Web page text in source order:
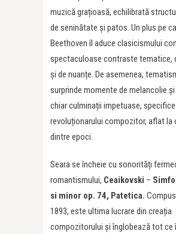
muzică grațioasă, echilibrată
de seninătate și patos. Un plus pe
Beethoven îl aduce clasicismului
spectaculoase contraste tematice,
și de nuanțe. De asemenea,
surprinde momente de melancolie
chiar culminații impetuase, specifice
revoluționarului compozitor, aflat la
dintre epoci.
Seara se încheie cu sonorități
romantismului, Ceaikovski –
si minor op. 74, Patetica.
1893, este ultima lucrare din creația
compozitorului și înglobează tot ce